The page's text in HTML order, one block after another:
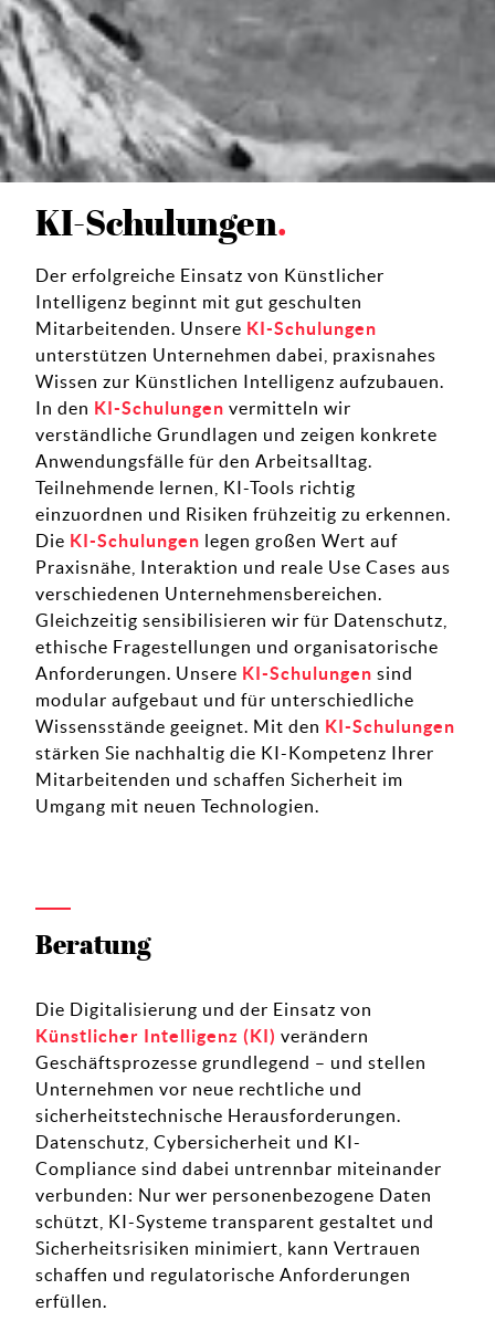
KI-Schulungen
Der erfolgreiche Einsatz von Künstlicher
Intelligenz beginnt mit gut geschulten
Mitarbeitenden. Unsere KI-Schulungen
unterstützen Unternehmen dabei, praxisnahes
Wissen zur Künstlichen Intelligenz aufzubauen.
In den KI-Schulungen vermitteln wir
verständliche Grundlagen und zeigen konkrete
Anwendungsfälle für den Arbeitsalltag.
Teilnehmende lernen, KI-Tools richtig
einzuordnen und Risiken frühzeitig zu erkennen.
Die KI-Schulungen legen großen Wert auf
Praxisnähe, Interaktion und reale Use Cases aus
verschiedenen Unternehmensbereichen.
Gleichzeitig sensibilisieren wir für Datenschutz,
ethische Fragestellungen und organisatorische
Anforderungen. Unsere KI-Schulungen sind
modular aufgebaut und für unterschiedliche
Wissensstände geeignet. Mit den KI-Schulungen
stärken Sie nachhaltig die KI-Kompetenz Ihrer
Mitarbeitenden und schaffen Sicherheit im
Umgang mit neuen Technologien.
Beratung
Die Digitalisierung und der Einsatz von
Künstlicher Intelligenz (KI) verändern
Geschäftsprozesse grundlegend – und stellen
Unternehmen vor neue rechtliche und
sicherheitstechnische Herausforderungen.
Datenschutz, Cybersicherheit und KI-
Compliance sind dabei untrennbar miteinander
verbunden: Nur wer personenbezogene Daten
schützt, KI-Systeme transparent gestaltet und
Sicherheitsrisiken minimiert, kann Vertrauen
schaffen und regulatorische Anforderungen
erfüllen.